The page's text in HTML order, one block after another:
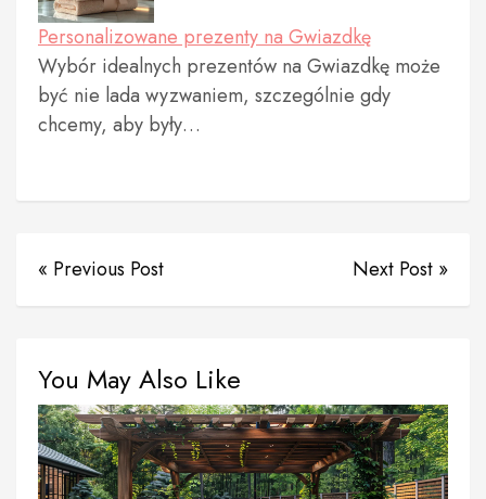
Personalizowane prezenty na Gwiazdkę
Wybór idealnych prezentów na Gwiazdkę może
być nie lada wyzwaniem, szczególnie gdy
chcemy, aby były…
« Previous Post Next Post »
You May Also Like